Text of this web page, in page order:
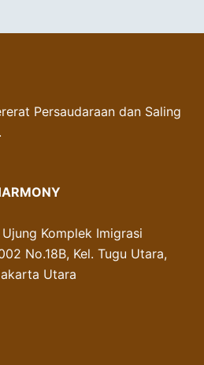
Persaudaraan dan Saling
Komplek Imigrasi
No.18B, Kel. Tugu Utara,
Utara